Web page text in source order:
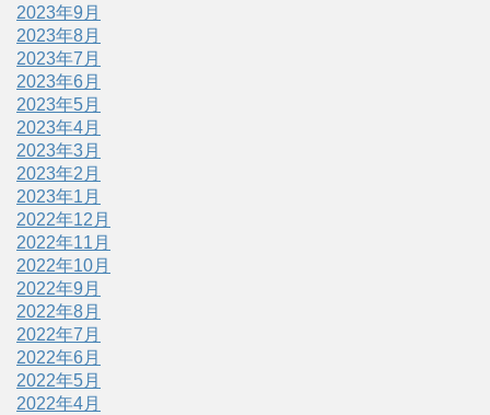
2023年9月
2023年8月
2023年7月
2023年6月
2023年5月
2023年4月
2023年3月
2023年2月
2023年1月
2022年12月
2022年11月
2022年10月
2022年9月
2022年8月
2022年7月
2022年6月
2022年5月
2022年4月